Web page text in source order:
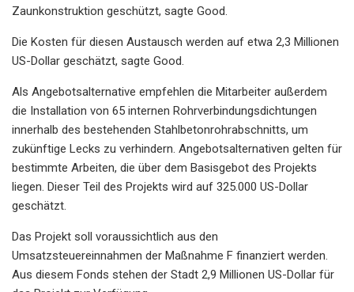
Zaunkonstruktion geschützt, sagte Good.
Die Kosten für diesen Austausch werden auf etwa 2,3 Millionen
US-Dollar geschätzt, sagte Good.
Als Angebotsalternative empfehlen die Mitarbeiter außerdem
die Installation von 65 internen Rohrverbindungsdichtungen
innerhalb des bestehenden Stahlbetonrohrabschnitts, um
zukünftige Lecks zu verhindern. Angebotsalternativen gelten für
bestimmte Arbeiten, die über dem Basisgebot des Projekts
liegen. Dieser Teil des Projekts wird auf 325.000 US-Dollar
geschätzt.
Das Projekt soll voraussichtlich aus den
Umsatzsteuereinnahmen der Maßnahme F finanziert werden.
Aus diesem Fonds stehen der Stadt 2,9 Millionen US-Dollar für